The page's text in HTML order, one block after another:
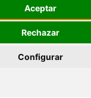
Aceptar
Rechazar
Configurar
i-la-geltrú
antoni-de-portmany